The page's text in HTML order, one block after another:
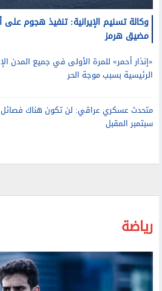
وكالة تسنيم الإيرانية: تنفيذ هجوم
مضيق هرمز
«إنذار أحمر» للمرة الأولى في جميع المدن
الرئيسية بسبب موجة الحر
سبتمبر المقبل
رياضة